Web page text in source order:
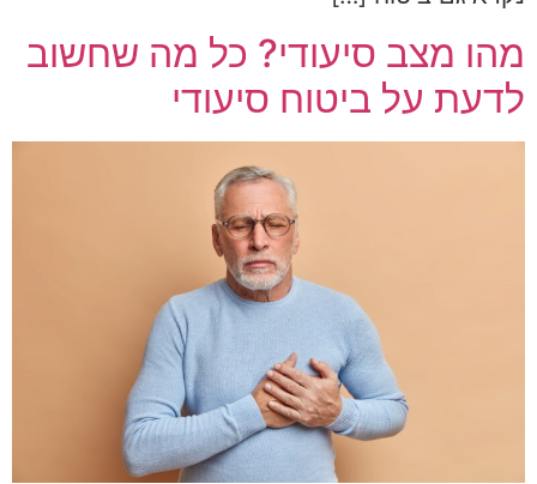
מהו מצב סיעודי? כל מה שחשוב
לדעת על ביטוח סיעודי